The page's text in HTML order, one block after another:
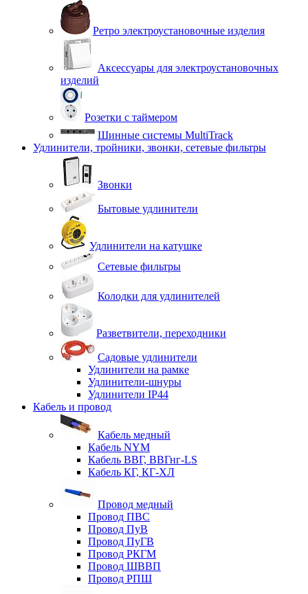
Ретро электроустановочные изделия
Аксессуары для электроустановочных
изделий
Розетки с таймером
Шинные системы MultiTrack
Удлинители, тройники, звонки, сетевые фильтры
Звонки
Бытовые удлинители
Удлинители на катушке
Сетевые фильтры
Колодки для удлинителей
Разветвители, переходники
Садовые удлинители
Удлинители на рамке
Удлинители-шнуры
Удлинители IP44
Кабель и провод
Кабель медный
Кабель NYM
Кабель ВВГ, ВВГнг-LS
Кабель КГ, КГ-ХЛ
Провод медный
Провод ПВС
Провод ПуВ
Провод ПуГВ
Провод РКГМ
Провод ШВВП
Провод РПШ